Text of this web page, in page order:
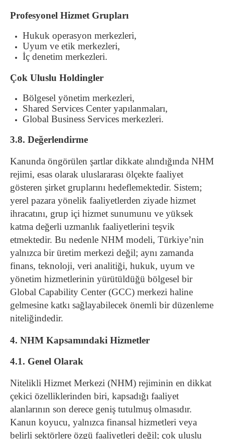
Profesyonel Hizmet Grupları
Hukuk operasyon merkezleri,
Uyum ve etik merkezleri,
İç denetim merkezleri.
Çok Uluslu Holdingler
Bölgesel yönetim merkezleri,
Shared Services Center yapılanmaları,
Global Business Services merkezleri.
3.8. Değerlendirme
Kanunda öngörülen şartlar dikkate alındığında NHM
rejimi, esas olarak uluslararası ölçekte faaliyet
gösteren şirket gruplarını hedeflemektedir. Sistem;
yerel pazara yönelik faaliyetlerden ziyade hizmet
ihracatını, grup içi hizmet sunumunu ve yüksek
katma değerli uzmanlık faaliyetlerini teşvik
etmektedir. Bu nedenle NHM modeli, Türkiye’nin
yalnızca bir üretim merkezi değil; aynı zamanda
finans, teknoloji, veri analitiği, hukuk, uyum ve
yönetim hizmetlerinin yürütüldüğü bölgesel bir
Global Capability Center (GCC) merkezi haline
gelmesine katkı sağlayabilecek önemli bir düzenleme
niteliğindedir.
4. NHM Kapsamındaki Hizmetler
4.1. Genel Olarak
Nitelikli Hizmet Merkezi (NHM) rejiminin en dikkat
çekici özelliklerinden biri, kapsadığı faaliyet
alanlarının son derece geniş tutulmuş olmasıdır.
Kanun koyucu, yalnızca finansal hizmetleri veya
belirli sektörlere özgü faaliyetleri değil; çok uluslu